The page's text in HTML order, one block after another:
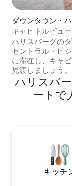
ダウンタウン・
のマンション・
キャピトルビュ
トプレイス
ハリスバーグの
セントラル・ビ
に滞在し、キャ
見渡しましょう
ョン、レストラ
らわずか数歩の
ーションをお楽しみ
スバーグ大学か
の旅行に最適 •
載 • 喫煙厳禁（
ハリスバ
ートで
キッチ